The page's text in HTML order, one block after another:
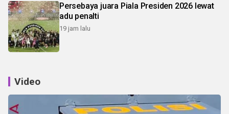
Persebaya juara Piala Presiden 2026 lewat
adu penalti
19 jam lalu
Video